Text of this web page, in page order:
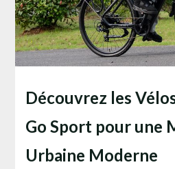
Découvrez les
Go Sport pour une
Urbaine Moderne